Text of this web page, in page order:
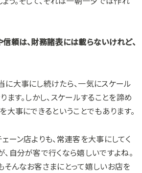
頼は、財務諸表には載らないけれど、
大事にし続けたら、一気にスケール
ます。しかし、スケールすることを諦め
大事にできるということでもあります。
ーン店よりも、常連客を大事にしてく
自分が客で行くなら嬉しいですよね。
んなお客さまにとって嬉しいお店を